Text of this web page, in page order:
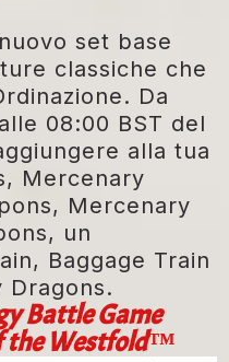
set base
classiche che
Da
08:00 BST del
alla tua
Mercenary
Mercenary
un
Baggage Train
Dragons.
Battle Game
the Westfold™